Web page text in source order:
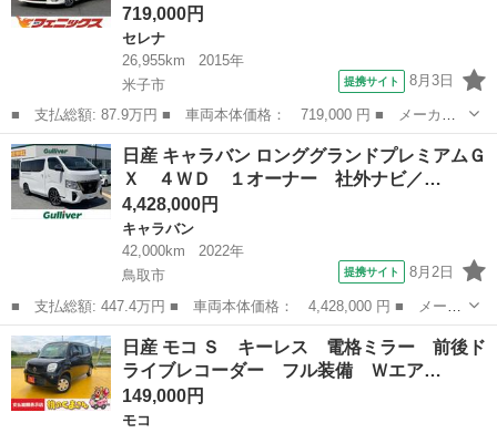
719,000円
セレナ
26,955km
2015年
米子市
提携サイト 8月3日
■ 支払総額: 87.9万円 ■ 車両本体価格： 719,000 円 ■ メーカー
名： 日産 ■ 車種名： セレナ ■ グレード名： ＨＳ Ｖセレ＋
セーフティＩＩ ＳＨＶ ☆車検整備付き☆ エマージェンシーブレ
ーキ☆８型Ｓ...
鳥取 米子市 セレナ
日産 キャラバン ロンググランドプレミアムＧ
Ｘ ４ＷＤ １オーナー 社外ナビ／…
4,428,000円
キャラバン
42,000km
2022年
鳥取市
提携サイト 8月2日
■ 支払総額: 447.4万円 ■ 車両本体価格： 4,428,000 円 ■ メーカ
ー名： 日産 ■ 車種名： キャラバン ■ グレード名： ロンググ
ランドプレミアムＧＸ ４ＷＤ １オーナー 社外ナビ／ＴＶ／ＤＶ
Ｄ／ＣＤ...
鳥取 鳥取市 キャラバン
日産 モコ Ｓ キーレス 電格ミラー 前後ド
ライブレコーダー フル装備 Ｗエア…
149,000円
モコ